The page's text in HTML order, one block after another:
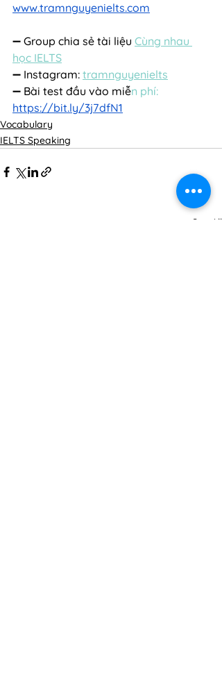
www.tramnguyenielts.com
➖ Group chia sẻ tài liệu Cùng nhau
học IELTS
➖ Instagram: tramnguyenielts
➖ Bài test đầu vào miễn phí:
https://bit.ly/3j7dfN1
Vocabulary
IELTS Speaking
See All